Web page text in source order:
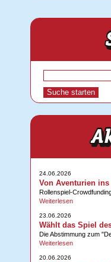
24.06.2026
Von Aventurien ins
Rollenspiel-
Weiterlesen
23.06.2026
Wählt das Spiel
Die Abstimmung zum
Weiterlesen
20.06.2026